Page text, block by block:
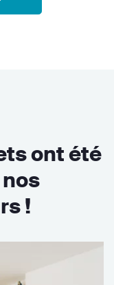
ont été
!